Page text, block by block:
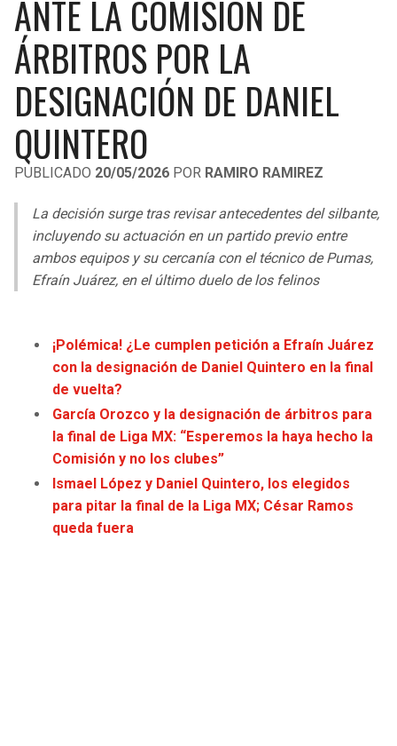
LIGA DE EXPANSIÓN MX
LEAGUES CUP
UEFA EUROPA LEAGUE
UEFA CONFERENCE LEAGUE
MLS
COPA LIBERTADORES
COPA SUDAMERICANA
LIGA BETPLAY
OTRAS LIGAS
RAIDERS
CHARGERS
RAVENS
BROWNS
STEELERS
COLTS
JAGUARS
TITANS
COWBOYS
CAVALIERS
PISTONS
PACERS
HAWKS
HORNETS
MAGIC
WIZARDS
WARRIORS
CLIPPERS
ANTE LA COMISIÓN DE
ÁRBITROS POR LA
DESIGNACIÓN DE DANIEL
QUINTERO
PUBLICADO 20/05/2026 POR RAMIRO RAMIREZ
La decisión surge tras revisar antecedentes del silbante,
incluyendo su actuación en un partido previo entre
ambos equipos y su cercanía con el técnico de Pumas,
Efraín Juárez, en el último duelo de los felinos
¡Polémica! ¿Le cumplen petición a Efraín Juárez
con la designación de Daniel Quintero en la final
de vuelta?
García Orozco y la designación de árbitros para
la final de Liga MX: “Esperemos la haya hecho la
Comisión y no los clubes”
Ismael López y Daniel Quintero, los elegidos
para pitar la final de la Liga MX; César Ramos
queda fuera